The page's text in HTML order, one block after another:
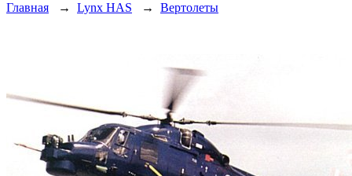
Главная → Lynx HAS → Вертолеты